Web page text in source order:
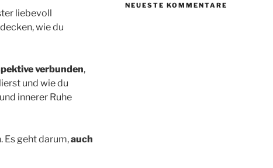
liebevoll
wie du
verbunden,
und wie du
innerer Ruhe
Es geht darum,auch
NEUESTE KOMMENTARE